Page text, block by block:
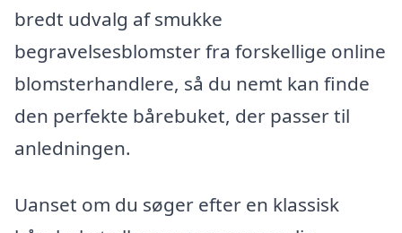
bredt udvalg af smukke
begravelsesblomster fra forskellige online
blomsterhandlere, så du nemt kan finde
den perfekte bårebuket, der passer til
anledningen.
Uanset om du søger efter en klassisk